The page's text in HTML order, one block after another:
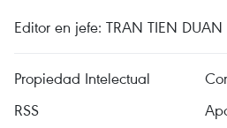
Editor en jefe: TRAN TIEN DUAN
Propiedad Intelectual
RSS